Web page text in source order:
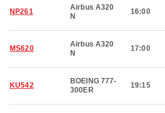
NP261
Airbus A320
N
16:00
MS620
Airbus A320
N
17:00
KU542
BOEING 777-
300ER
19:15